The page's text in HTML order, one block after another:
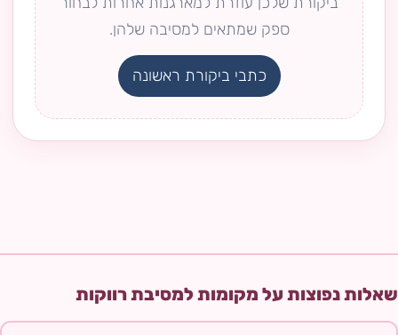
ספק שמתאים למסיבה שלהן.
כתבי ביקורת ראשונה
שאלות נפוצות על מקומות למסיבת רווקות